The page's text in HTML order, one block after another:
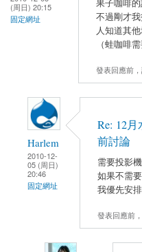
(周日) 20:15
固定網址
果子咖啡
不過剛才
人知道其
（蛙咖啡
發表回應前
Harlem
2010-12-
05 (周日)
20:46
固定網址
Re: 12
前討論
需要投影
如果不需
我優先安
發表回應前